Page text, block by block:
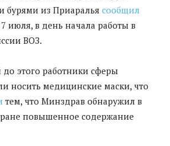
бурями из Приаралья сообщил
июля, в день начала работы в
ВОЗ.
до этого работники сферы
носить медицинские маски, что
тем, что Минздрав обнаружил в
повышенное содержание